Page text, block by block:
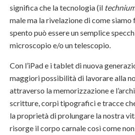
significa che la tecnologia (il
male ma la rivelazione di come siamo
spento può essere un semplice
microscopio e/o un telescopio.
Con l’iPad e i tablet di nuova
maggiori possibilità di lavorare alla
attraverso la memorizzazione e
scritture, corpi tipografici e tracce
la proprietà di prolungare la nostra
risorge il corpo carnale così come